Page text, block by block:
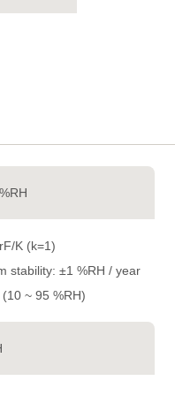
K (k=1)
stability: ±1 %RH / year
~ 95 %RH)